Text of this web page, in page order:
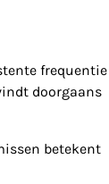
frequentie
doorgaans
betekent